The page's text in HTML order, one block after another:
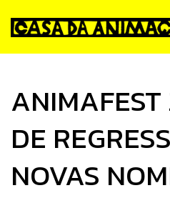
content
Estúdios Animateca FMA
DE
NOVAS